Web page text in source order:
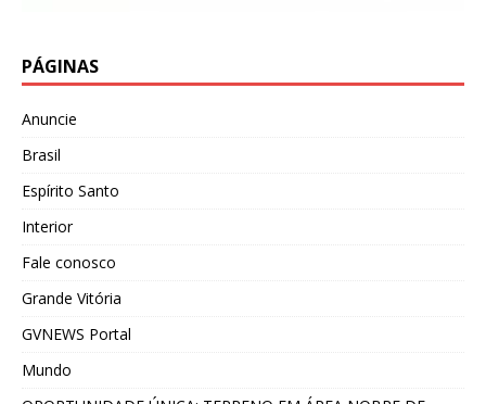
PÁGINAS
Anuncie
Brasil
Espírito Santo
Interior
Fale conosco
Grande Vitória
GVNEWS Portal
Mundo